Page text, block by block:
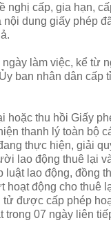
nghị cấp, gia hạn,
nội dung giấy phép
làm việc, kể từ
ban nhân dân cấp
hoặc thu hồi Giấy
thanh lý toàn bộ
thực hiện, giải
lao động thuê lại
luật lao động, đồng
hoạt động cho thuê
tử được cấp phép
trong 07 ngày liên